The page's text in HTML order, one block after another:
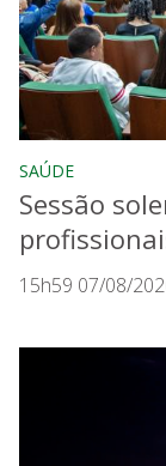
SAÚDE
Sessão
15h59 07/08/